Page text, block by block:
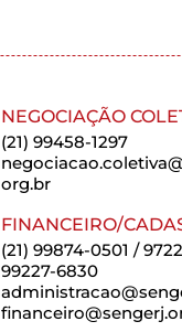
NEGOCIAÇÃO
(21) 99458-1297
org.br
FINANCEIRO/
(21) 99874-0501 /
99227-6830